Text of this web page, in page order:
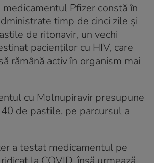
Pfizer constă în
timp de cinci zile și
de ritonavir, un vechi
pacienților cu HIV, care
rămână activ în organism mai
cu Molnupiravir presupune
de pastile, pe parcursul a
a testat medicamentul pe